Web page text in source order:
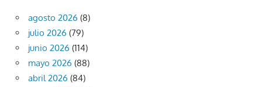
agosto 2026 (8)
julio 2026 (79)
junio 2026 (114)
mayo 2026 (88)
abril 2026 (84)